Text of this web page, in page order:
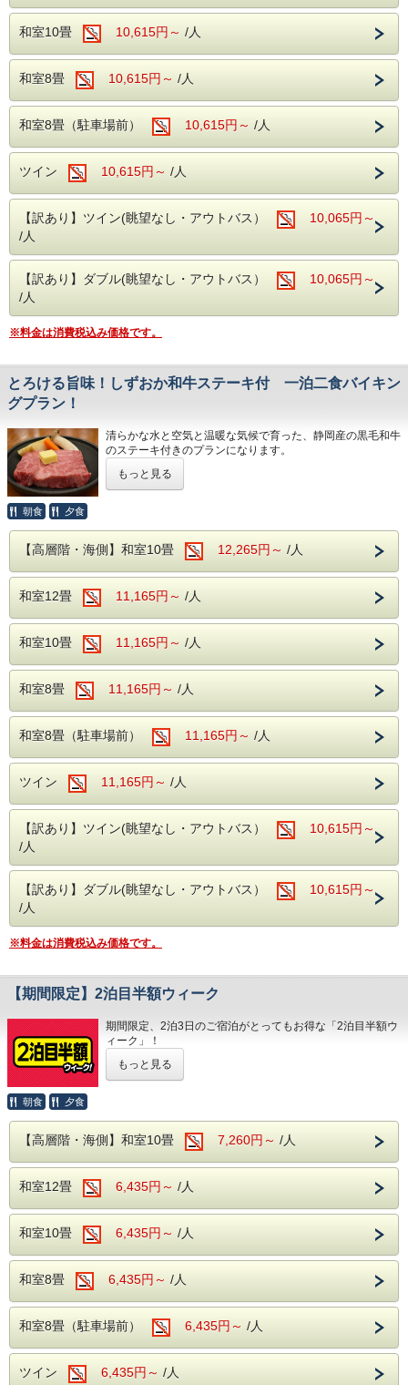
■ご朝食
和洋のバイキング ソフトドリンク飲み放題！
​■駐車場
駐車場を分散しご用意しております。ご到着の際は直接フロ
ント近くまでお車でお越しください。
マイクロバス（中型車以上）を駐車希望の方はホテルへ直接
お問合せ下さい。
大型バスの乗り入れ、駐車はできません。あらかじめご承知
おきください。
＜往復バスについて＞
上野・横浜発の往復バスをご希望のお客様
は、お電話にてホテルまでお問い合わせくだ
TEL：０５７０－０３６－７８０
＜注意事項＞
大人の方お1人様鮑の踊り焼きが1枚セットとなりますの
で、例えば2名様で1品の注文をご希望の場合はスタンダー
ドプランをご予約の上、お電話で別注料理をご予約くださ
い。
入荷状況により別注料理をお出しできない場合は、通常料
金でのご案内となります。
このプランは食材の関係上、2日前までのご予約となりま
す。
当館周辺には、珍しいワニや植物が楽しめる「熱川バナナワ
ニ園」や、迫力満点のホワイトタイガーに会える「伊豆アニ
マルキングダム」など、伊豆の魅力あふれるレジャースポッ
当館自慢の大自然に囲まれた露天風呂や広々とした大浴場
へ。豊かな緑と温泉が、旅の疲れを優しく癒してくれます。
さらに、館内にはカラオケルームや卓球コーナーも完備！ご
（※カラオケ・卓球は当日フロントにて事前予約制となりま
す。お気軽にお申し付けください。）
​■チェックイン・チェックアウト
・チェックインは15時！
※夕食付プランの場合、夕食バイキングの営業時間の都合
※2026年7月18日(土)～2026年8月29日(土)のご宿泊はチ
ェックアウト時刻が10：00迄となります。
■ご夕食
（0570-036-780）
和洋のバイキング ソフトドリンク飲み放題！
​■駐車場
駐車場を分散しご用意しております。ご到着の際は直接フロ
マイクロバス（中型車以上）を駐車希望の方はホテルへ直接
お問合せ下さい。
大型バスの乗り入れ、駐車はできません。あらかじめご承知
おきください。
＜往復バスについて＞
上野・横浜発の往復バスをご希望のお客様
は、お電話にてホテルまでお問い合わせくだ
さい。
TEL：０５７０－０３６－７８０
和室10畳 10,615円～ /人
和室8畳 10,615円～ /人
和室8畳（駐車場前） 10,615円～ /人
ツイン 10,615円～ /人
【訳あり】ツイン(眺望なし・アウトバス）
10,065円～
/人
【訳あり】ダブル(眺望なし・アウトバス）
10,065円～
/人
※料金は消費税込み価格です。
とろける旨味！しずおか和牛ステーキ付 一泊二食バイキン
グプラン！
清らかな水と空気と温暖な気候で育った、静岡産の黒毛和牛
のステーキ付きのプランになります。
りと濃厚な旨味をお楽しみいただけるきめ細やかなサシで
す。
※ステーキは大人の方のみのご提供となります。。
別途￥2,750（税込）にて承ります。
※ご提供はお夕食時になります。
当館周辺には、珍しいワニや植物が楽しめる「熱川バナナワ
ニ園」や、迫力満点のホワイトタイガーに会える「伊豆アニ
マルキングダム」など、伊豆の魅力あふれるレジャースポッ
トが満載です。
当館自慢の大自然に囲まれた露天風呂や広々とした大浴場
へ。豊かな緑と温泉が、旅の疲れを優しく癒してくれます。
さらに、館内にはカラオケルームや卓球コーナーも完備！ご
家族やご友人と、夜まで思いっきりお楽しみいただけます。
（※カラオケ・卓球は当日フロントにて事前予約制となりま
・チェックインは15時！
※夕食付プランの場合、夕食バイキングの営業時間の都合
※2026年7月18日(土)～2026年8月29日(土)のご宿泊はチェ
ックアウト時刻が10：00迄となります。
旬の素材にこだわった和・洋・中のバイキング料理
さらに、アルコール・ソフトドリンク飲み放題！
いお時間については当日ホテルへ直接お問合せ下さい。
（0570-036-780）
■ご朝食
和洋のバイキング ソフトドリンク飲み放題！
​■駐車場
駐車場を分散しご用意しております。ご到着の際は直接フロ
お問合せ下さい。
大型バスの乗り入れ、駐車はできません。あらかじめご承知
おきください。
＜往復バスについて＞
さい。
TEL：０５７０－０３６－７８０
もっと見る
朝食 夕食
【高層階・海側】和室10畳 12,265円～ /人
和室12畳 11,165円～ /人
和室10畳 11,165円～ /人
和室8畳 11,165円～ /人
和室8畳（駐車場前） 11,165円～ /人
ツイン 11,165円～ /人
【訳あり】ツイン(眺望なし・アウトバス）
10,615円～
/人
【訳あり】ダブル(眺望なし・アウトバス）
10,615円～
/人
※料金は消費税込み価格です。
【期間限定】2泊目半額ウィーク
期間限定、2泊3日のご宿泊がとってもお得な「2泊目半額ウ
ィーク」！
※システムの仕様上、割引後の金額を2日間に分けて表示し
ております。
1泊目7,800円(消費税込8,580円)、2泊目3,900円(消費税込
4,290円)
表示金額は「1泊あたり5,850円(消費税込6,435円)」となり
ます。
◆高層階
1泊目8,800円(消費税込9,680円)、2泊目4,400円(消費税込
4,840円)
2泊合計13,200円(消費税込14,520円)を2日間に分けて
表示金額は「1泊あたり6.600円(消費税込7,260円)」となり
ます。
ベースに 記載してください。
もっと見る
朝食 夕食
【高層階・海側】和室10畳 7,260円～ /人
和室12畳 6,435円～ /人
和室10畳 6,435円～ /人
和室8畳 6,435円～ /人
和室8畳（駐車場前） 6,435円～ /人
ツイン 6,435円～ /人